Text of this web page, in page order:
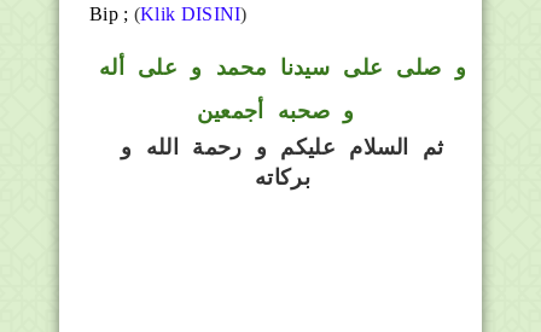
Bip ; (Klik DISINI)
و صلى على سيدنا محمد و على أله
و صحبه أجمعين
ثم السلام عليكم و رحمة الله و
بركاته